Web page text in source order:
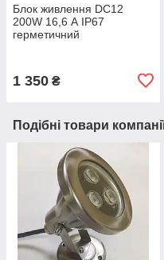
Блок живлення DC12
200W 16,6 А IP67
герметичний
1 350 ₴
Подібні товари